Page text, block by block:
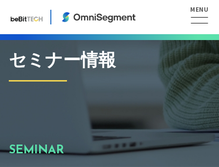
セミナー情報
SEMINAR